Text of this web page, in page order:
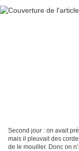
Second jour : on avait
mais il pleuvait des
de le mouiller. Donc on